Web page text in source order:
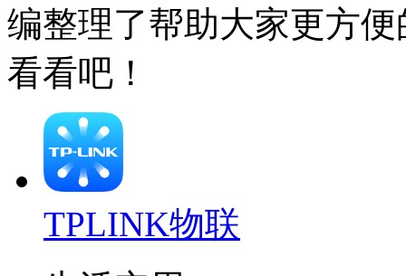
编整理了帮助大家更方
看看吧！
TPLINK物联